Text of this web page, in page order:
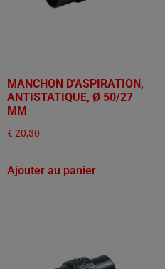
MANCHON D'ASPIRATION,
ANTISTATIQUE, Ø 50/27
MM
€ 20,30
Ajouter au panier